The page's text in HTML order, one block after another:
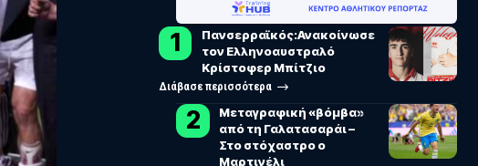
Πανσερραϊκός:Ανακοίνωσε
τον Ελληνοαυστραλό
Κρίστοφερ Μπίτζιο
Διάβασε περισσότερα
Μεταγραφική «βόμβα»
από τη Γαλατασαράι –
Στο στόχαστρο ο
Μαρτινέλι